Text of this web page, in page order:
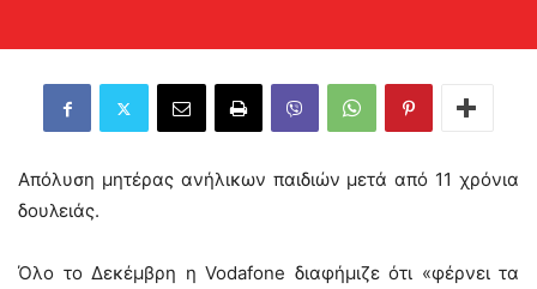
Απόλυση μητέρας ανήλικων παιδιών μετά από 11 χρόνια
δουλειάς.
Όλο το Δεκέμβρη η Vodafone διαφήμιζε ότι «φέρνει τα